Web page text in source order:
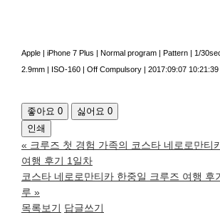
Apple | iPhone 7 Plus | Normal program | Pattern | 1/
2.9mm | ISO-160 | Off Compulsory | 2017:09:07 10:21:39
좋아요 0 싫어요 0
인쇄
« 크루즈 첫 경험 가족의 코스타 네로로만티
여행 후기 1일차
코스타 네로로만티카 한중일 크루즈 여행 후
루 »
목록보기 답글쓰기